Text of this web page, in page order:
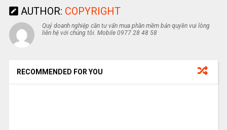
AUTHOR: COPYRIGHT
Quý doanh nghiệp cần tư vấn mua phần mềm bản quyền vui lòng
liên hệ với chúng tôi. Mobile 0977 28 48 58
RECOMMENDED FOR YOU